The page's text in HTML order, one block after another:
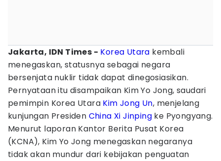
Jakarta, IDN Times - Korea Utara kembali
menegaskan, statusnya sebagai negara
bersenjata nuklir tidak dapat dinegosiasikan.
Pernyataan itu disampaikan Kim Yo Jong, saudari
pemimpin Korea Utara Kim Jong Un, menjelang
kunjungan Presiden China Xi Jinping ke Pyongyang.
Menurut laporan Kantor Berita Pusat Korea
(KCNA), Kim Yo Jong menegaskan negaranya
tidak akan mundur dari kebijakan penguatan